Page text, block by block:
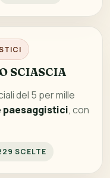
SCIASCIA
del 5 per mille
paesaggistici, con
SCELTE